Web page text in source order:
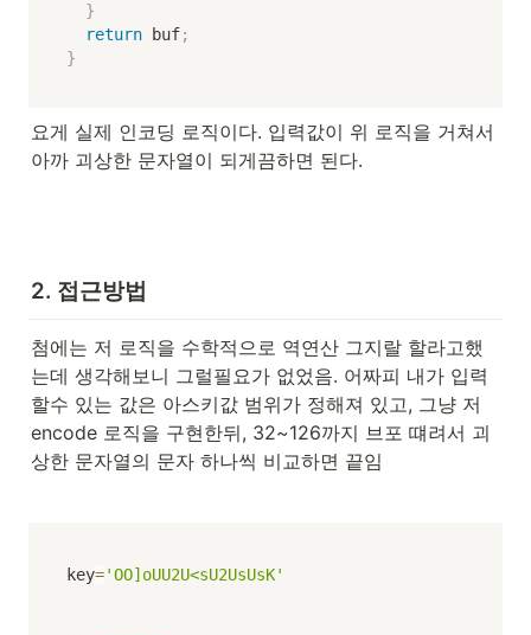
}
return buf;
}
요게 실제 인코딩 로직이다. 입력값이 위 로직을 거쳐서
아까 괴상한 문자열이 되게끔하면 된다.
2. 접근방법
첨에는 저 로직을 수학적으로 역연산 그지랄 할라고했
는데 생각해보니 그럴필요가 없었음. 어짜피 내가 입력
할수 있는 값은 아스키값 범위가 정해져 있고, 그냥 저
encode 로직을 구현한뒤, 32~126까지 브포 떄려서 괴
상한 문자열의 문자 하나씩 비교하면 끝임
key='OO]oUU2U<sU2UsUsK'